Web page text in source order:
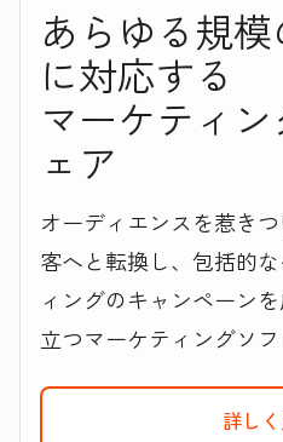
あらゆる規
に対応する
マ‍ー‍ケ‍テ‍ィ‍
ェア
オーディエンスを惹き
客へと転換し、包括的
ィングのキャンペーン
立つマーケティングソフ
詳し